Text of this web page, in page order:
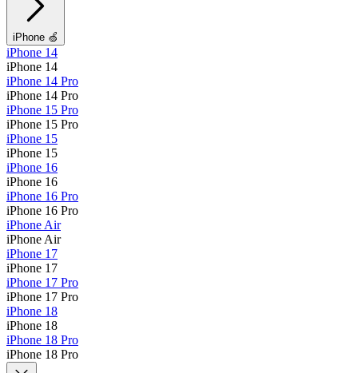
iPhone 🍏
iPhone 14
iPhone 14
iPhone 14 Pro
iPhone 14 Pro
iPhone 15 Pro
iPhone 15 Pro
iPhone 15
iPhone 15
iPhone 16
iPhone 16
iPhone 16 Pro
iPhone 16 Pro
iPhone Air
iPhone Air
iPhone 17
iPhone 17
iPhone 17 Pro
iPhone 17 Pro
iPhone 18
iPhone 18
iPhone 18 Pro
iPhone 18 Pro